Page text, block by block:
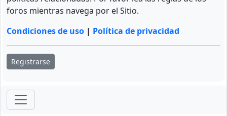
foros mientras navega por el Sitio.
Condiciones de uso | Política de privacidad
Registrarse